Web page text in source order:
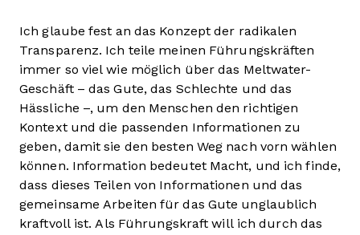
Ich glaube fest an das Konzept der radikalen
Transparenz. Ich teile meinen Führungskräften
immer so viel wie möglich über das Meltwater-
Geschäft – das Gute, das Schlechte und das
Hässliche –, um den Menschen den richtigen
Kontext und die passenden Informationen zu
geben, damit sie den besten Weg nach vorn wählen
können. Information bedeutet Macht, und ich finde,
dass dieses Teilen von Informationen und das
gemeinsame Arbeiten für das Gute unglaublich
kraftvoll ist. Als Führungskraft will ich durch das